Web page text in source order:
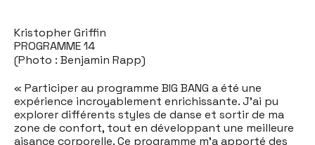
Kristopher Griffin
PROGRAMME 14
(Photo : Benjamin Rapp)
« Participer au programme BIG BANG a été une
expérience incroyablement enrichissante. J’ai pu
explorer différents styles de danse et sortir de ma
zone de confort, tout en développant une meilleure
aisance corporelle. Ce programme m’a apporté des